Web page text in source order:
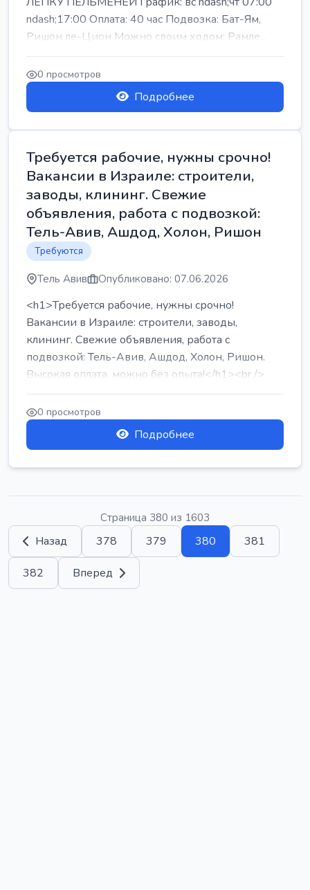
ndash;17:00 Оплата: 40 час Подвозка: Бат-Ям,
Ришон ле-Цион Можно своим ходом: Рамле...
0 просмотров
Подробнее
Требуется рабочие, нужны срочно!
Вакансии в Израиле: строители,
заводы, клининг. Свежие
объявления, работа с подвозкой:
Тель-Авив, Ашдод, Холон, Ришон
Требуются
Тель Авив Опубликовано: 07.06.2026
<h1>Требуется рабочие, нужны срочно!
Вакансии в Израиле: строители, заводы,
клининг. Свежие объявления, работа с
подвозкой: Тель-Авив, Ашдод, Холон, Ришон.
Высокая оплата, можно без опыта!</h1><br />
...
0 просмотров
Подробнее
Страница 380 из 1603
Назад 378 379 380 381
382 Вперед